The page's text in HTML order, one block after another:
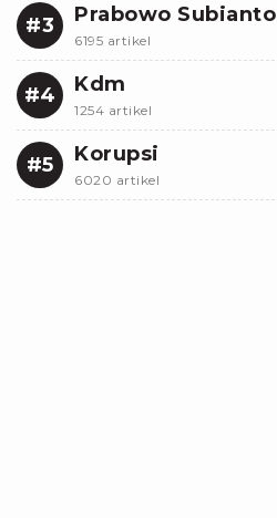
#3 Prabowo Subianto
6195 artikel
#4 Kdm
1254 artikel
#5 Korupsi
6020 artikel